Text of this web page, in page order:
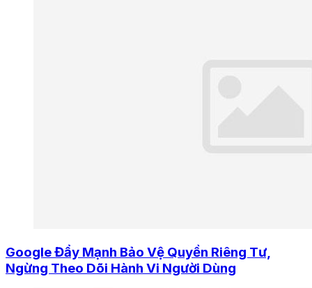
Google Đẩy Mạnh Bảo Vệ Quyền Riêng Tư,
Ngừng Theo Dõi Hành Vi Người Dùng